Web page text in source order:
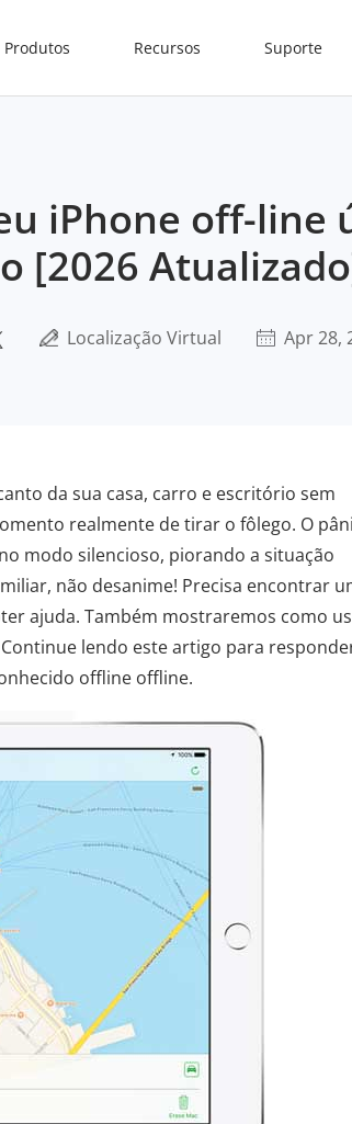
Produtos Recursos Suporte
iPhone off-line
[2026
Localização Virtual Apr 28,
da sua casa, carro e escritório sem
realmente de tirar o fôlego. O
modo silencioso, piorando a situação
não desanime! Precisa encontrar
ajuda. Também mostraremos como
lendo este artigo para
offline offline.